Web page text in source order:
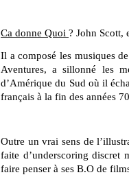
Ca donne Quoi ? John Scott,
Il a composé les musiques
Aventures, a sillonné les
d’Amérique du Sud où il
français à la fin des années
Outre un vrai sens de
faite d’underscoring discret
faire penser à ses B.O de